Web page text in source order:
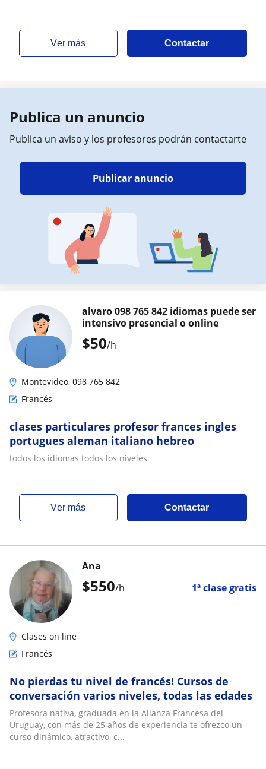
ver más Contactar
Publica un anuncio
Publica un aviso y los profesores podrán contactarte
Publicar anuncio
$50/h
alvaro 098 765 842 idiomas puede ser
intensivo presencial o online
Montevideo, 098 765 842
Francés
clases particulares profesor frances ingles
portugues aleman italiano hebreo
todos los idiomas todos los niveles
ver más Contactar
$550/h 1ª clase gratis
Ana
Clases on line
Francés
No pierdas tu nivel de francés! Cursos de
conversación varios niveles, todas las edades
Profesora nativa, graduada en la Alianza Francesa del
Uruguay, con más de 25 años de experiencia te ofrezco un
curso dinámico, atractivo, c...